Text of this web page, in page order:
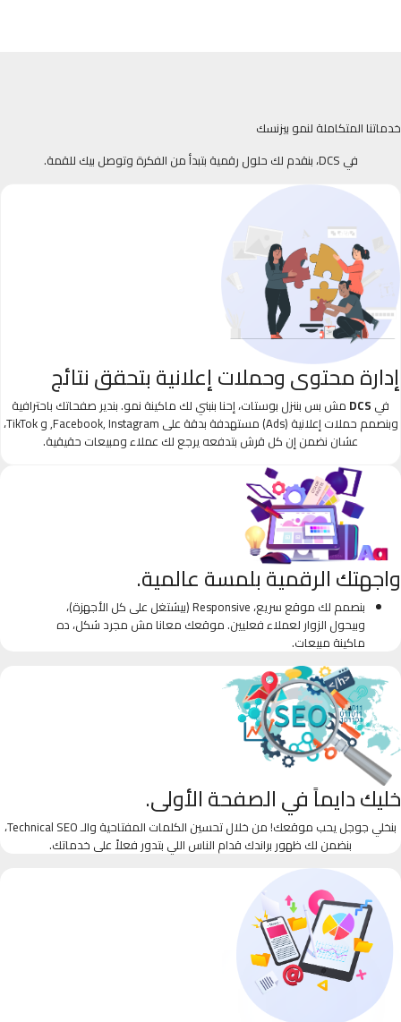
خدماتنا المتكاملة لنمو بيزنسك
في DCS، بنقدم لك حلول رقمية بتبدأ من الفكرة وتوصل بيك للقمة.
إدارة محتوى وحملات إعلانية بتحقق نتائج
في DCS مش بس بننزل بوستات، إحنا بنبني لك ماكينة نمو. بندير صفحاتك باحترافية
وبنصمم حملات إعلانية (Ads) مستهدفة بدقة على Facebook, Instagram, و TikTok،
عشان نضمن إن كل قرش بتدفعه يرجع لك عملاء ومبيعات حقيقية.
واجهتك الرقمية بلمسة عالمية.
بنصمم لك موقع سريع، Responsive (بيشتغل على كل الأجهزة)،
وبيحول الزوار لعملاء فعليين. موقعك معانا مش مجرد شكل، ده
ماكينة مبيعات.
خليك دايماً في الصفحة الأولى.
بنخلي جوجل يحب موقعك! من خلال تحسين الكلمات المفتاحية والـ Technical SEO،
بنضمن لك ظهور براندك قدام الناس اللي بتدور فعلاً على خدماتك.